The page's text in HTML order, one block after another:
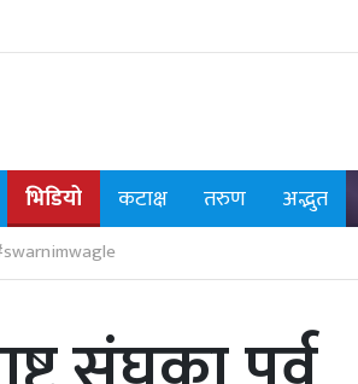
भिडियो कटाक्ष तरुण अद्भुत